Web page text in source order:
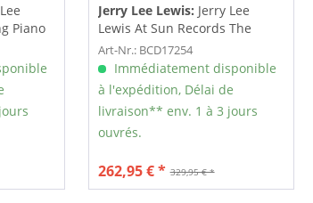
Piano
Jerry Lee Lewis: Jerry Lee
Lewis At Sun Records The
Collected...
Art-Nr.: BCD17254
Immédiatement disponible
à l'expédition, Délai de
livraison** env. 1 à 3 jours
ouvrés.
329,95 € *
262,95 € *